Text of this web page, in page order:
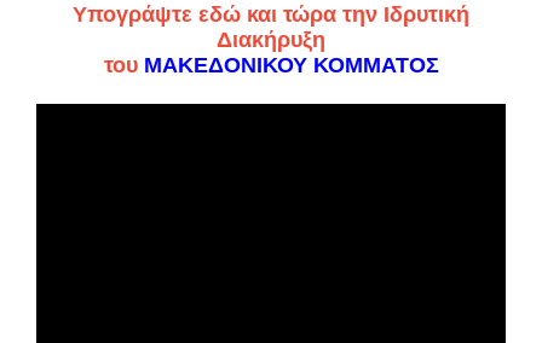
Υπογράψτε εδώ και τώρα την Ιδρυτική
Διακήρυξη
του ΜΑΚΕΔΟΝΙΚΟΥ ΚΟΜΜΑΤΟΣ